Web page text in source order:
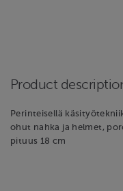
Product
Perinteisellä
ohut nahka ja helmet,
pituus 18 cm